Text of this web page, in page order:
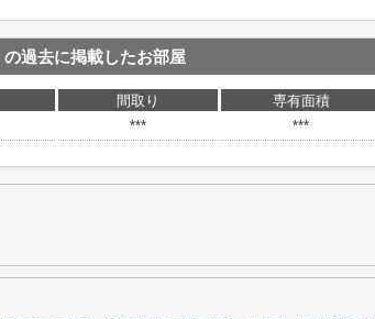
の過去に掲載したお部屋
間取り 専有面積
*** ***